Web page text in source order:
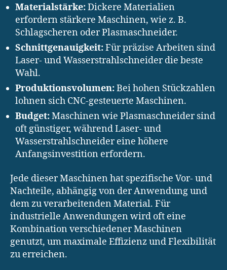
Materialstärke:Dickere Materialien
erfordern stärkere Maschinen, wie z. B.
Schlagscheren oder Plasmaschneider.
Schnittgenauigkeit:Für präzise Arbeiten sind
Laser- und Wasserstrahlschneider die beste
Wahl.
Produktionsvolumen:Bei hohen Stückzahlen
lohnen sich CNC-gesteuerte Maschinen.
Budget:Maschinen wie Plasmaschneider sind
oft günstiger, während Laser- und
Wasserstrahlschneider eine höhere
Anfangsinvestition erfordern.
Jede dieser Maschinen hat spezifische Vor- und
Nachteile, abhängig von der Anwendung und
dem zu verarbeitenden Material. Für
industrielle Anwendungen wird oft eine
Kombination verschiedener Maschinen
genutzt, um maximale Effizienz und Flexibilität
zu erreichen.